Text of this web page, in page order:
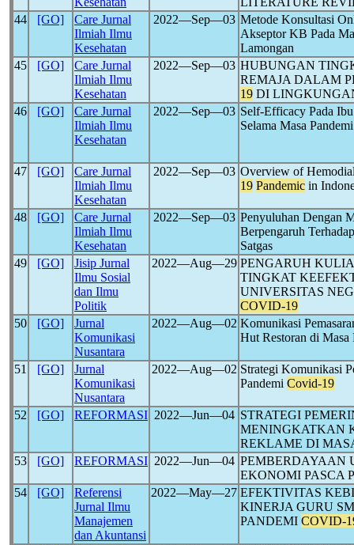
44
[GO]
Care Jurnal
Ilmiah Ilmu
Kesehatan
2022―Sep―03 Metode Konsultasi
Akseptor KB Pada
Lamongan
45
[GO]
Care Jurnal
Ilmiah Ilmu
Kesehatan
2022―Sep―03 HUBUNGAN
REMAJA DALAM
19 DI
46
[GO]
Care Jurnal
Ilmiah Ilmu
Kesehatan
2022―Sep―03 Self-Efficacy Pada
Selama Masa
47 [GO]
Care Jurnal
Ilmiah Ilmu
Kesehatan
2022―Sep―03 Overview of
19 Pandemic in
48 [GO]
Care Jurnal
Ilmiah Ilmu
Kesehatan
2022―Sep―03 Penyuluhan Dengan
Berpengaruh
Satgas
49
[GO]
Jisip Jurnal
Ilmu Sosial
dan Ilmu
Politik
2022―Aug―29 PENGARUH
TINGKAT
UNIVERSITAS
COVID-19
50
[GO]
Jurnal
Komunikasi
Nusantara
2022―Aug―02 Komunikasi
Hut Restoran di Masa
51 [GO]
Jurnal
Komunikasi
Nusantara
2022―Aug―02 Strategi Komunikasi
Pandemi Covid-19
52 [GO] REFORMASI 2022―Jun―04 STRATEGI
MENINGKATKAN
REKLAME DI
53
[GO] REFORMASI 2022―Jun―04 PEMBERDAYAAN
EKONOMI PASCA
54
[GO]
Referensi
Jurnal Ilmu
Manajemen
dan Akuntansi
2022―May―27 EFEKTIVITAS
KINERJA GURU
PANDEMI COVID-